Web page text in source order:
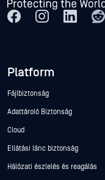
Platform
Fájlbiztonság
Adattároló Biztonság
Cloud
Ellátási lánc biztonság
Hálózati észlelés és reagálás